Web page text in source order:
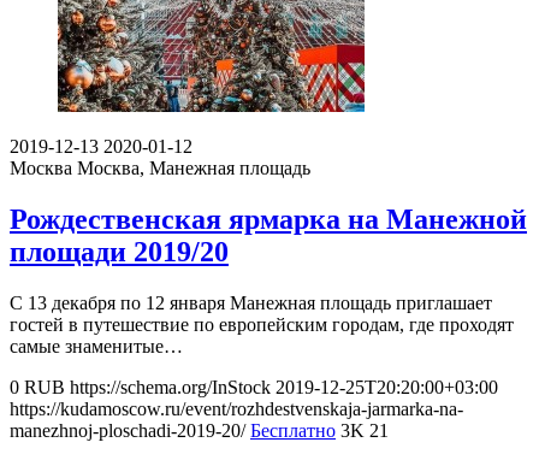
2019-12-13 2020-01-12
Москва Москва, Манежная площадь
Рождественская ярмарка на Манежной
площади 2019/20
С 13 декабря по 12 января Манежная площадь приглашает
гостей в путешествие по европейским городам, где проходят
самые знаменитые…
0 RUB https://schema.org/InStock 2019-12-25T20:20:00+03:00
https://kudamoscow.ru/event/rozhdestvenskaja-jarmarka-na-
manezhnoj-ploschadi-2019-20/ Бесплатно 3K 21